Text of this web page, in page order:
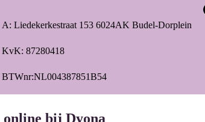
A: Liedekerkestraat 153 6024AK Budel-Dorplein
KvK: 87280418
BTWnr:NL004387851B54
online bij Dyona